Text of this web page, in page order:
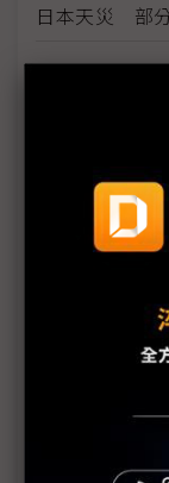
日本天災 部
日強震影響
先進國家抗
NHK：截至
福島縣南相馬